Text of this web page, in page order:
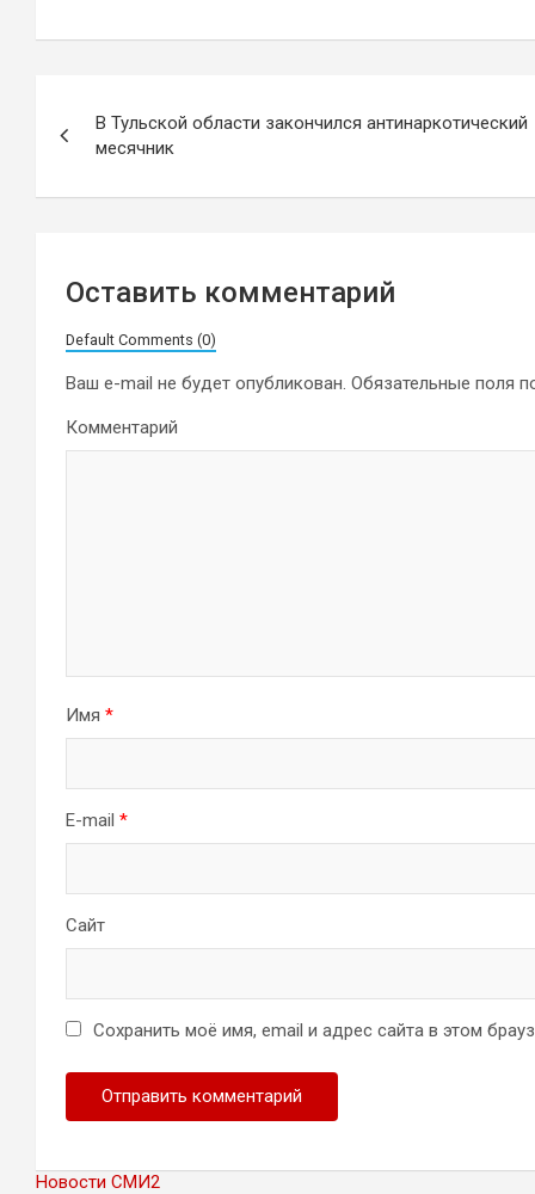
по
записям
В Тульской области закончился антинаркотический
месячник
Оставить комментарий
Default Comments (0)
Ваш e-mail не будет опубликован. Обязательные поля
Комментарий
Имя *
E-mail *
Сайт
Сохранить моё имя, email и адрес сайта в этом
Новости СМИ2